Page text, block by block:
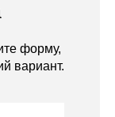
форму,
вариант.